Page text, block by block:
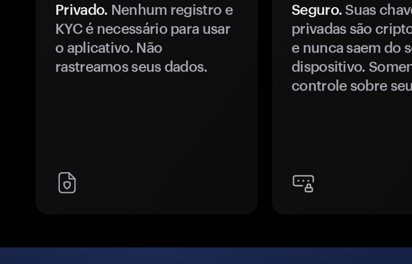
Privado. Nenhum registro e
KYC é necessário para usar
o aplicativo. Não
rastreamos seus dados.
Seguro. Suas
privadas são
e nunca saem do
dispositivo.
controle sobre